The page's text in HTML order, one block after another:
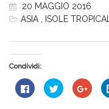
20 MAGGIO 2016
ASIA
ISOLE TROPICALI
Condividi:
Fai
clic
Fai
clic
Fai
clic